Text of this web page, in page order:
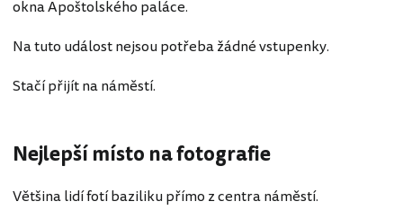
okna Apoštolského paláce.
Na tuto událost nejsou potřeba žádné vstupenky.
Stačí přijít na náměstí.
Nejlepší místo na fotografie
Většina lidí fotí baziliku přímo z centra náměstí.